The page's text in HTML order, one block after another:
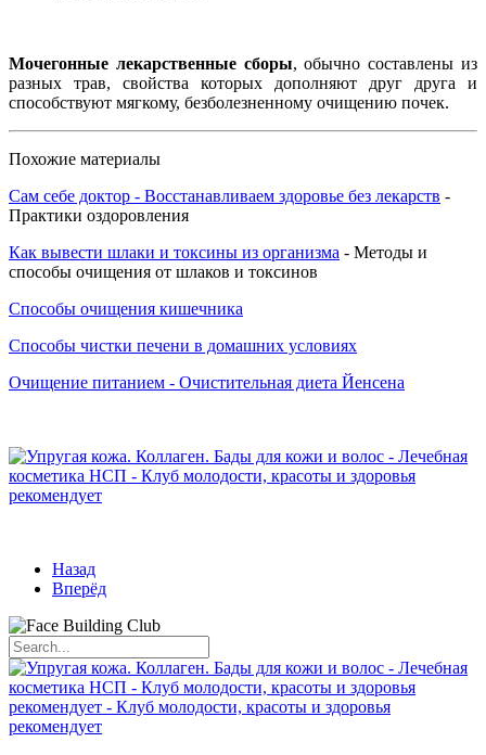
Мочегонные лекарственные сборы, обычно составлены из
разных трав, свойства которых дополняют друг друга и
способствуют мягкому, безболезненному очищению почек.
Похожие материалы
Сам себе доктор - Восстанавливаем здоровье без лекарств -
Практики оздоровления
Как вывести шлаки и токсины из организма - Методы и
способы очищения от шлаков и токсинов
Способы очищения кишечника
Способы чистки печени в домашних условиях
Очищение питанием - Очистительная диета Йенсена
Назад
Вперёд